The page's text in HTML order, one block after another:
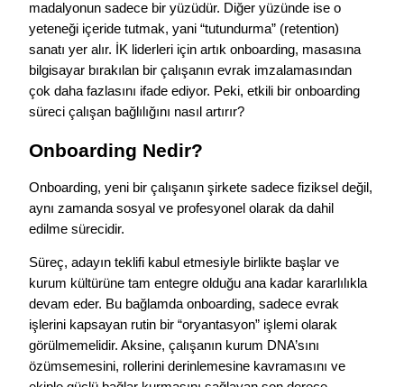
madalyonun sadece bir yüzüdür. Diğer yüzünde ise o
yeteneği içeride tutmak, yani “tutundurma” (retention)
sanatı yer alır. İK liderleri için artık onboarding, masasına
bilgisayar bırakılan bir çalışanın evrak imzalamasından
çok daha fazlasını ifade ediyor. Peki, etkili bir onboarding
süreci çalışan bağlılığını nasıl artırır?
Onboarding Nedir?
Onboarding, yeni bir çalışanın şirkete sadece fiziksel değil,
aynı zamanda sosyal ve profesyonel olarak da dahil
edilme sürecidir.
Süreç, adayın teklifi kabul etmesiyle birlikte başlar ve
kurum kültürüne tam entegre olduğu ana kadar kararlılıkla
devam eder. Bu bağlamda onboarding, sadece evrak
işlerini kapsayan rutin bir “oryantasyon” işlemi olarak
görülmemelidir. Aksine, çalışanın kurum DNA’sını
özümsemesini, rollerini derinlemesine kavramasını ve